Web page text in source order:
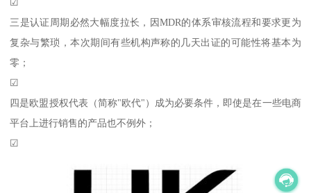
三是认证周期必然大幅度拉长，因MDR的体系审核流程和要求更为
复杂与繁琐，本次期间有些机构声称的几天出证的可能性将基本为
零；
☑
四是欧盟授权代表（简称"欧代"）成为必要条件，即使是在一些电商
平台上进行销售的产品也不例外；
☑